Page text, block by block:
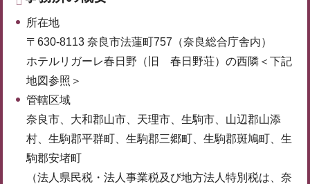
所在地
〒630-8113 奈良市法蓮町757（奈良総合庁舎内）
ホテルリガーレ春日野（旧 春日野荘）の西隣＜下記
地図参照＞
管轄区域
奈良市、大和郡山市、天理市、生駒市、山辺郡山添
村、生駒郡平群町、生駒郡三郷町、生駒郡斑鳩町、生
駒郡安堵町
（法人県民税・法人事業税及び地方法人特別税は、奈